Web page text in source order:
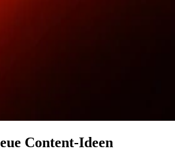
Content-Ideen